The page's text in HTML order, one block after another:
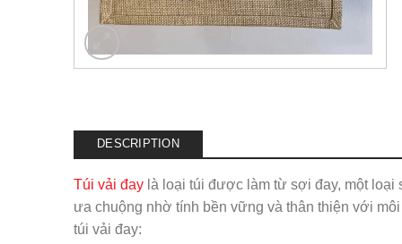
DESCRIPTION
Túi vải đay là loại túi được làm từ sợi đay, một
ưa chuộng nhờ tính bền vững và thân thiện với
túi vải đay: